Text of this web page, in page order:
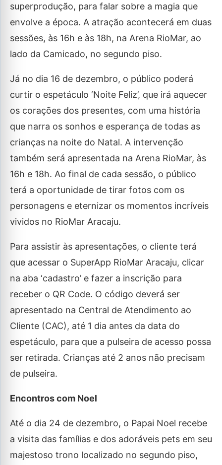
superprodução, para falar sobre a magia que
envolve a época. A atração acontecerá em duas
sessões, às 16h e às 18h, na Arena RioMar, ao
lado da Camicado, no segundo piso.
Já no dia 16 de dezembro, o público poderá
curtir o espetáculo ‘Noite Feliz’, que irá aquecer
os corações dos presentes, com uma história
que narra os sonhos e esperança de todas as
crianças na noite do Natal. A intervenção
também será apresentada na Arena RioMar, às
16h e 18h. Ao final de cada sessão, o público
terá a oportunidade de tirar fotos com os
personagens e eternizar os momentos incríveis
vividos no RioMar Aracaju.
Para assistir às apresentações, o cliente terá
que acessar o SuperApp RioMar Aracaju, clicar
na aba ‘cadastro’ e fazer a inscrição para
receber o QR Code. O código deverá ser
apresentado na Central de Atendimento ao
Cliente (CAC), até 1 dia antes da data do
espetáculo, para que a pulseira de acesso possa
ser retirada. Crianças até 2 anos não precisam
de pulseira.
Encontros com Noel
Até o dia 24 de dezembro, o Papai Noel recebe
a visita das famílias e dos adoráveis pets em seu
majestoso trono localizado no segundo piso,